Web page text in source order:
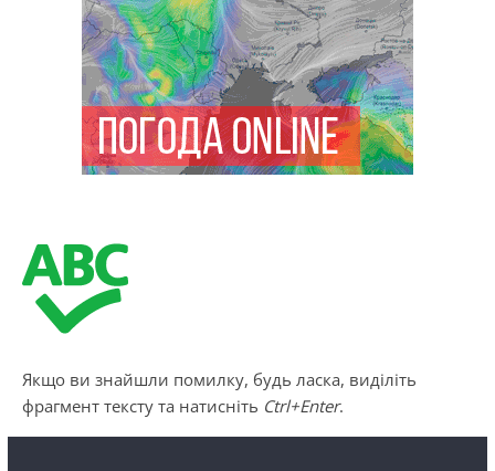
Якщо ви знайшли помилку, будь ласка, виділіть
фрагмент тексту та натисніть Ctrl+Enter.